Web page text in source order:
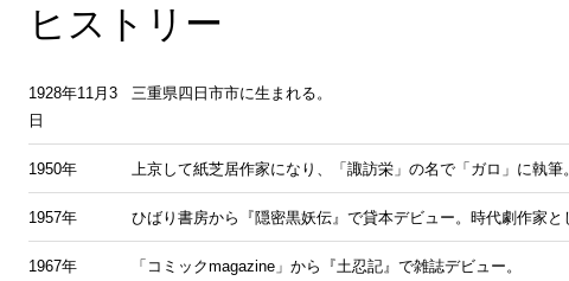
ヒストリー
1928年11月3
日
三重県四日市市に生まれる。
1950年 上京して紙芝居作家になり、「諏訪栄」の名で「ガロ」に執筆。
1957年 ひばり書房から『隠密黒妖伝』で貸本デビュー。時代劇作家と
1967年 「コミックmagazine」から『土忍記』で雑誌デビュー。